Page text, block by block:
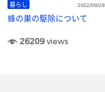
暮らし 2022/09/28
蜂の巣の駆除について
26209views